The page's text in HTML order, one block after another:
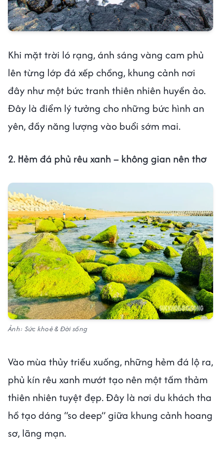
Khi mặt trời ló rạng, ánh sáng vàng cam phủ
lên từng lớp đá xếp chồng, khung cảnh nơi
đây như một bức tranh thiên nhiên huyền ảo.
Đây là điểm lý tưởng cho những bức hình an
yên, đầy năng lượng vào buổi sớm mai.
2. Hẻm đá phủ rêu xanh – không gian nên thơ
Ảnh: Sức khoẻ & Đời sống
Vào mùa thủy triều xuống, những hẻm đá lộ ra,
phủ kín rêu xanh mướt tạo nên một tấm thảm
thiên nhiên tuyệt đẹp. Đây là nơi du khách tha
hồ tạo dáng “so deep” giữa khung cảnh hoang
sơ, lãng mạn.